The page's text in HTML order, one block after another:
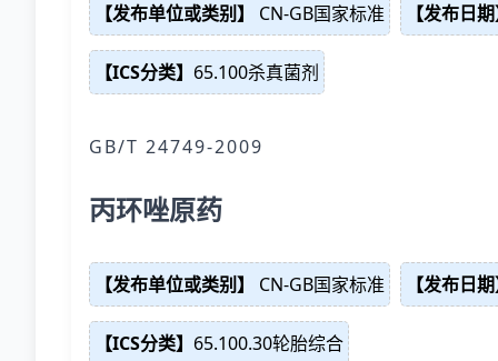
【发布单位或类别】 CN-GB国家标准 【发布日期
【ICS分类】 65.100杀真菌剂
GB/T 24749-2009
丙环唑原药
【发布单位或类别】 CN-GB国家标准 【发布日期
【ICS分类】 65.100.30轮胎综合